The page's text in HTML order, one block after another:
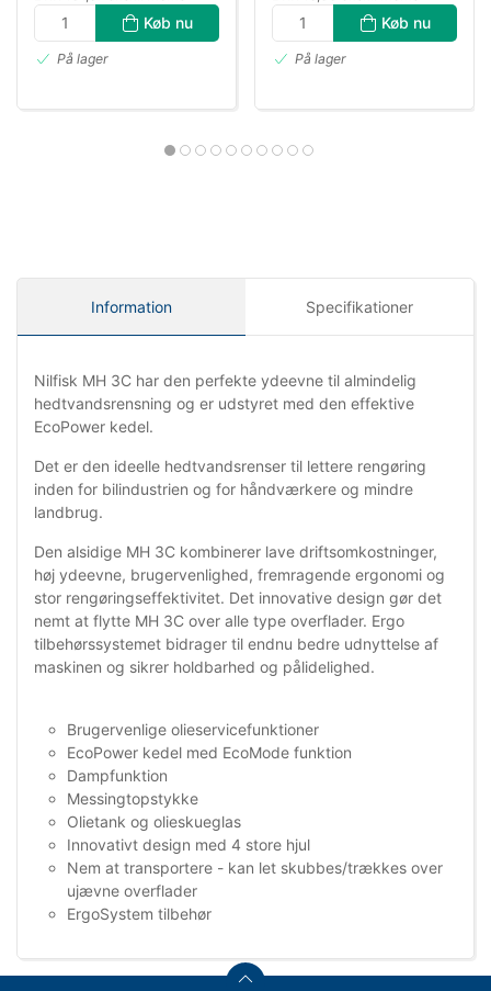
Køb nu
På lager
Køb nu
På lager
Information Specifikationer
Nilfisk MH 3C har den perfekte ydeevne til almindelig
hedtvandsrensning og er udstyret med den effektive
EcoPower kedel.
Det er den ideelle hedtvandsrenser til lettere rengøring
inden for bilindustrien og for håndværkere og mindre
landbrug.
Den alsidige MH 3C kombinerer lave driftsomkostninger,
høj ydeevne, brugervenlighed, fremragende ergonomi og
stor rengøringseffektivitet. Det innovative design gør det
nemt at flytte MH 3C over alle type overflader. Ergo
tilbehørssystemet bidrager til endnu bedre udnyttelse af
maskinen og sikrer holdbarhed og pålidelighed.
Brugervenlige olieservicefunktioner
EcoPower kedel med EcoMode funktion
Dampfunktion
Messingtopstykke
Olietank og olieskueglas
Innovativt design med 4 store hjul
Nem at transportere - kan let skubbes/trækkes over
ujævne overflader
ErgoSystem tilbehør